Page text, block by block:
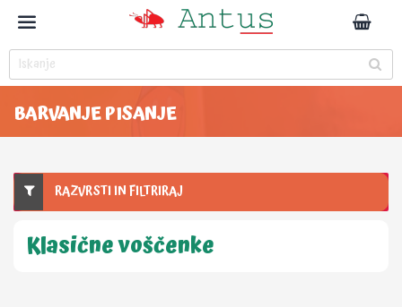
BARVANJE PISANJE
RAZVRSTI IN FILTRIRAJ
Klasične voščenke